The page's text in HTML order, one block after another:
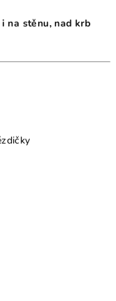
na stěnu, nad krb